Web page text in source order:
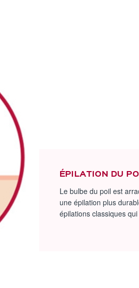
ÉPILATION DU
Le bulbe du poil est
une épilation plus
épilations classiques